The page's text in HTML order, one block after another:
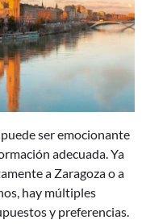
ser emocionante
adecuada. Ya
a Zaragoza o a
hay múltiples
y preferencias.